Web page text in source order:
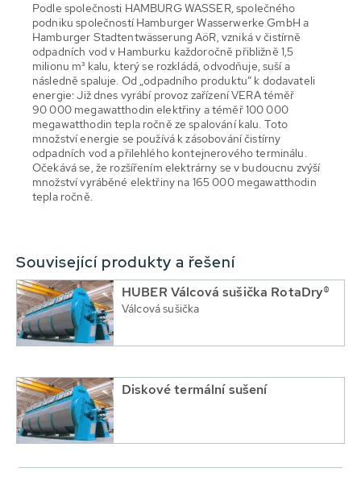
Podle společnosti HAMBURG WASSER, společného
podniku společností Hamburger Wasserwerke GmbH a
Hamburger Stadtentwässerung AöR, vzniká v čistírně
odpadních vod v Hamburku každoročně přibližně 1,5
milionu m³ kalu, který se rozkládá, odvodňuje, suší a
následně spaluje. Od „odpadního produktu“ k dodavateli
energie: Již dnes vyrábí provoz zařízení VERA téměř
90 000 megawatthodin elektřiny a téměř 100 000
megawatthodin tepla ročně ze spalování kalu. Toto
množství energie se používá k zásobování čistírny
odpadních vod a přilehlého kontejnerového terminálu.
Očekává se, že rozšířením elektrárny se v budoucnu zvýší
množství vyráběné elektřiny na 165 000 megawatthodin
tepla ročně.
Související produkty a řešení
HUBER Válcová sušička RotaDry®
Válcová sušička
Diskové termální sušení